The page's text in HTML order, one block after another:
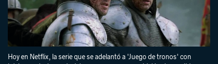
Hoy en Netflix, la serie que se adelantó a 'Juego de tronos' con